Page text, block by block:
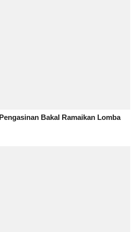
Bakal Ramaikan Lomba